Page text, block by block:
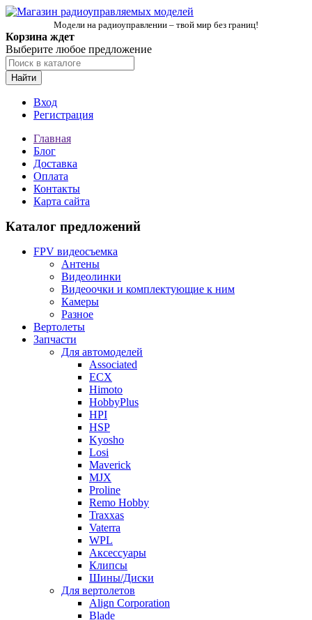
Модели на радиоуправлении – твой мир без границ!
Корзина ждет
Выберите любое предложение
Найти
Вход
Регистрация
Главная
Блог
Доставка
Оплата
Контакты
Карта сайта
Каталог предложений
FPV видеосъемка
Антены
Видеолинки
Видеоочки и комплектующие к ним
Камеры
Разное
Вертолеты
Запчасти
Для автомоделей
Associated
ECX
Himoto
HobbyPlus
HPI
HSP
Kyosho
Losi
Maverick
MJX
Proline
Remo Hobby
Traxxas
Vaterra
WPL
Аксессуары
Клипсы
Шины/Диски
Для вертолетов
Align Corporation
Blade